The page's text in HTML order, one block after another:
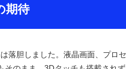
期待
落胆しました。液晶画面、プロ